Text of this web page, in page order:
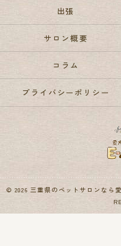
出張
サロン概要
コラム
プライバシーポリシー
© 2026 三重県のペットサロンなら